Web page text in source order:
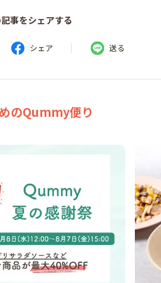
事をシェアする
シェア | 送る
のQummy便り